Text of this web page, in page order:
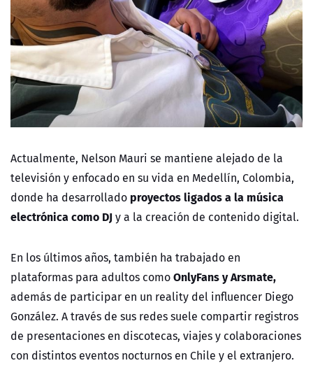
Actualmente, Nelson Mauri se mantiene alejado de la
televisión y enfocado en su vida en Medellín, Colombia,
donde ha desarrollado proyectos ligados a la música
electrónica como DJ y a la creación de contenido digital.
En los últimos años, también ha trabajado en
plataformas para adultos comoOnlyFans y Arsmate,
además de participar en un reality del influencer Diego
González. A través de sus redes suele compartir registros
de presentaciones en discotecas, viajes y colaboraciones
con distintos eventos nocturnos en Chile y el extranjero.